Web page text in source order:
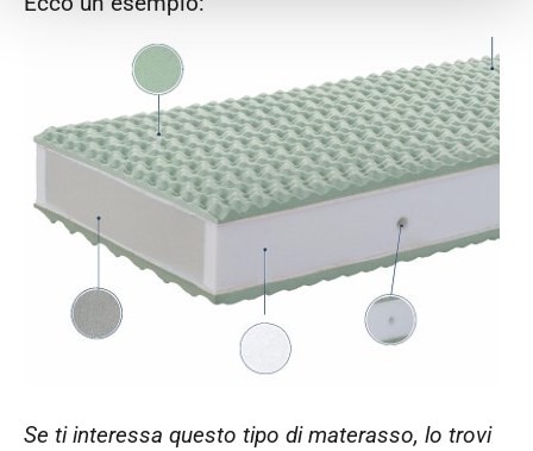
Se ti interessa questo tipo di materasso, lo trovi